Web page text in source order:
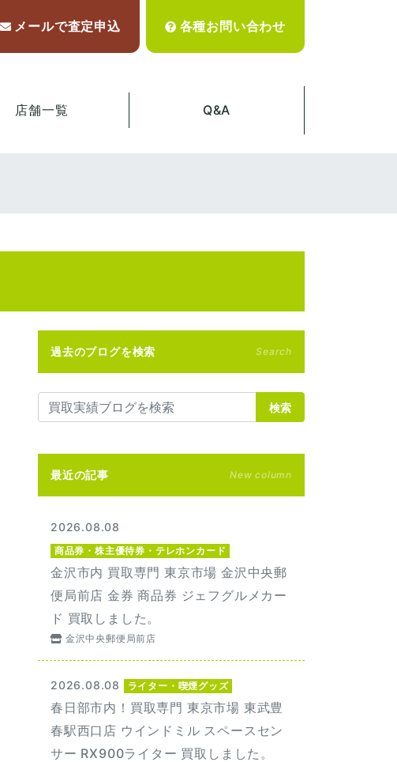
メールで査定申込 各種お問い合わせ
店舗一覧 Q&A
過去のブログを検索 Search
検索
最近の記事 New column
2026.08.08
商品券・株主優待券・テレホンカード
金沢市内 買取専門 東京市場 金沢中央郵
便局前店 金券 商品券 ジェフグルメカー
ド 買取しました。
金沢中央郵便局前店
2026.08.08 ライター・喫煙グッズ
春日部市内！買取専門 東京市場 東武豊
春駅西口店 ウインドミル スペースセン
サー RX900ライター 買取しました。